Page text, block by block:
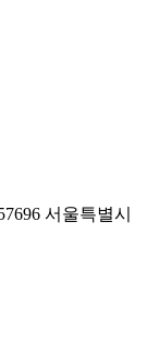
서울특별시